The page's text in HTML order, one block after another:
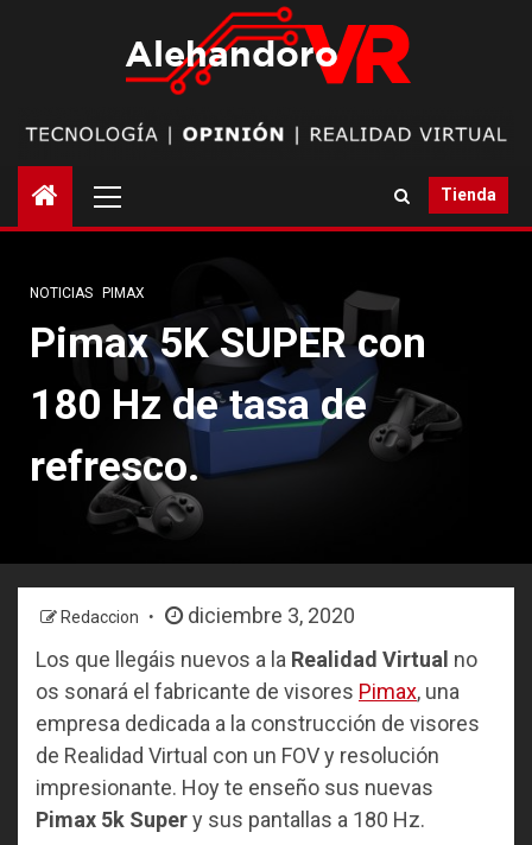
principal
Tienda
NOTICIAS PIMAX
Pimax 5K SUPER con
180 Hz de tasa de
refresco.
Redaccion
diciembre 3, 2020
Los que llegáis nuevos a la Realidad Virtual no
os sonará el fabricante de visores Pimax, una
empresa dedicada a la construcción de visores
de Realidad Virtual con un FOV y resolución
impresionante. Hoy te enseño sus nuevas
Pimax 5k Supery sus pantallas a 180 Hz.